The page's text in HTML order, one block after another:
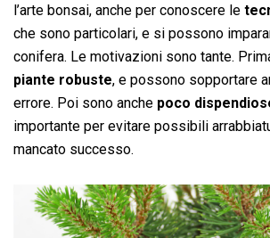
l’arte bonsai, anche per conoscere le
che sono particolari, e si possono
conifera. Le motivazioni sono tante.
piante robuste, e possono sopportare
errore. Poi sono anche poco
importante per evitare possibili
mancato successo.